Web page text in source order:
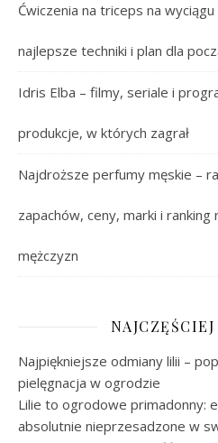
Ćwiczenia na triceps na
najlepsze techniki i plan dla
Idris Elba – filmy, seriale i
produkcje, w których zagrał
Najdroższe perfumy męskie –
zapachów, ceny, marki i
mężczyzn
Najpiękniejsze odmiany lilii –
pielęgnacja w ogrodzie
Lilie to ogrodowe primadonny:
absolutnie nieprzesadzone w